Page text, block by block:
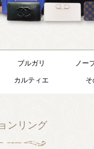
ブルガリ ノー
カルティエ
ンリング